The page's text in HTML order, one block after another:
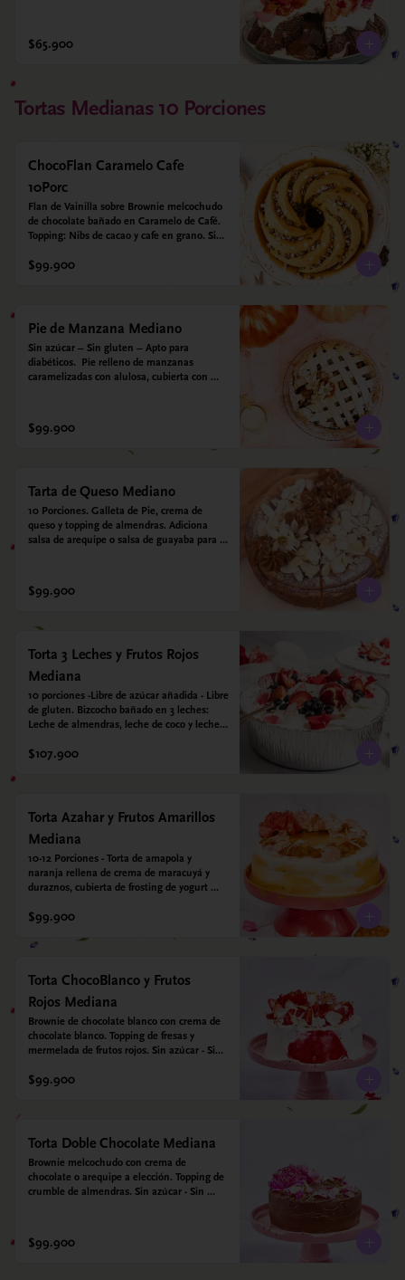
$65.900
Tortas Medianas 10 Porciones
ChocoFlan Caramelo Cafe
10Porc
Flan de Vainilla sobre Brownie melcochudo
de chocolate bañado en Caramelo de Café.
Topping: Nibs de cacao y cafe en grano. Sin
diabéticos
$99.900
Pie de Manzana Mediano
Sin azúcar – Sin gluten – Apto para
diabéticos.  Pie relleno de manzanas
caramelizadas con alulosa, cubierta con
de leche de coco y que envuelve todos los
sabores.
$99.900
Tarta de Queso Mediano
10 Porciones. Galleta de Pie, crema de
queso y topping de almendras. Adiciona
salsa de arequipe o salsa de guayaba para
$99.900
Torta 3 Leches y Frutos Rojos
Mediana
10 porciones -Libre de azúcar añadida - Libre
de gluten. Bizcocho bañado en 3 leches:
Leche de almendras, leche de coco y leche
de arroz, harina de quinoa, huevo, leche de
*contiene un derivado de proteína láctea
conocido como caseína. Topping: Fresas y
Arándanos.
$107.900
Torta Azahar y Frutos Amarillos
Mediana
10-12 Porciones - Torta de amapola y
naranja rellena de crema de maracuyá y
duraznos, cubierta de frosting de yogurt
leyenda para mamá. Sin azúcar - Sin gluten
$99.900
Torta ChocoBlanco y Frutos
Rojos Mediana
Brownie de chocolate blanco con crema de
chocolate blanco. Topping de fresas y
mermelada de frutos rojos. Sin azúcar - Sin
$99.900
Torta Doble Chocolate Mediana
Brownie melcochudo con crema de
chocolate o arequipe a elección. Topping de
crumble de almendras. Sin azúcar - Sin
$99.900